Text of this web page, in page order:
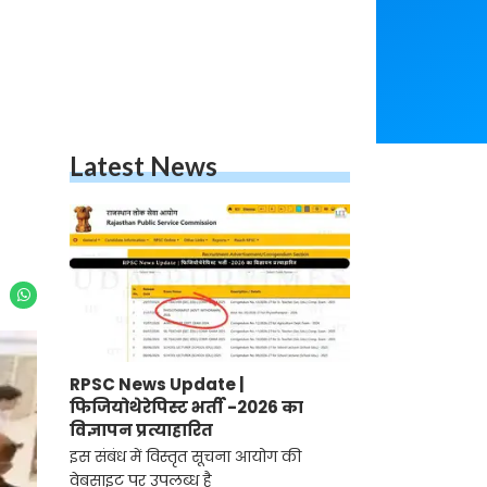
Latest News
RPSC News Update |
फिजियोथेरेपिस्ट भर्ती -2026 का
विज्ञापन प्रत्याहारित
इस संबंध में विस्तृत सूचना आयोग की
वेबसाइट पर उपलब्ध है